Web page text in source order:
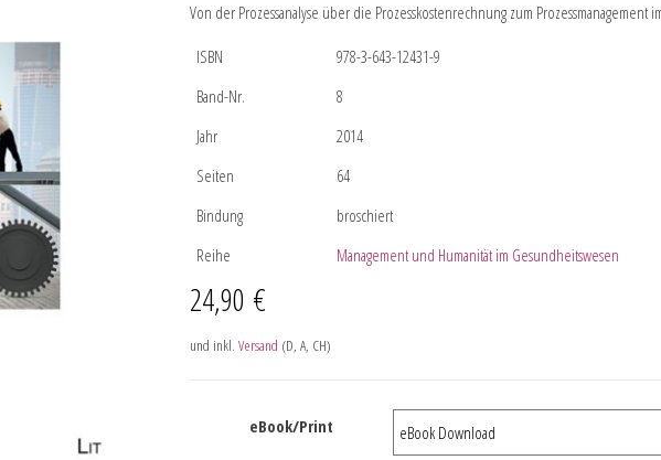
Von der Prozessanalyse über die Prozesskostenrechnung zum Prozessmanagement
ISBN
978-3-643-12431-9
Band-Nr.
8
Jahr
2014
Seiten
64
Bindung
broschiert
Reihe
Management und Humanität im Gesundheitswesen
24,90 €
und inkl. Versand (D, A, CH)
eBook/Print